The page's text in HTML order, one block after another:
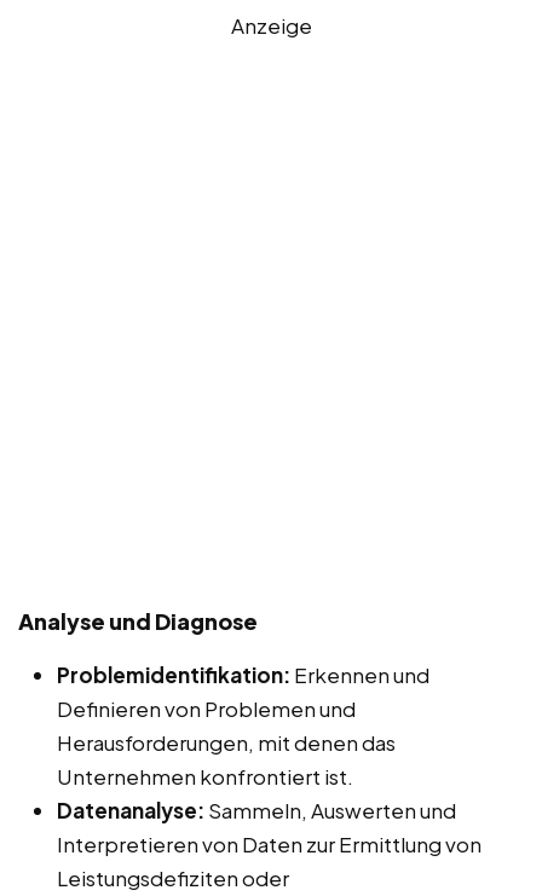
Anzeige
Analyse und Diagnose
Problemidentifikation: Erkennen und
Definieren von Problemen und
Herausforderungen, mit denen das
Unternehmen konfrontiert ist.
Datenanalyse: Sammeln, Auswerten und
Interpretieren von Daten zur Ermittlung von
Leistungsdefiziten oder